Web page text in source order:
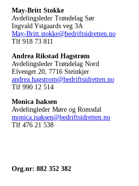
May-Britt Stokke
Avdelingsleder Trøndelag Sør
Ingvald Ystgaards veg 3A
May-Britt.stokke@bedriftsidretten.no
Tlf 918 73 811
Andrea Rikstad Hagstrøm
Avdelingsleder Trøndelag Nord
Elvenget 20, 7716 Steinkjer
andrea.hagstrom@bedriftsidretten.no
Tlf 990 12 514
Monica Isaksen
Avdelingleder Møre og Romsdal
monica.isaksen@bedriftsidretten.no
Tlf 476 21 538
Org.nr: 882 352 382